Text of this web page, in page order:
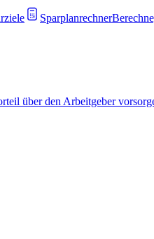
Sparplanrechner
über den Arbeitgeber